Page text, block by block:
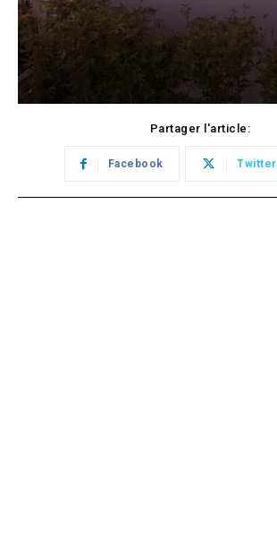
Partager l'article:
Facebook Twitter